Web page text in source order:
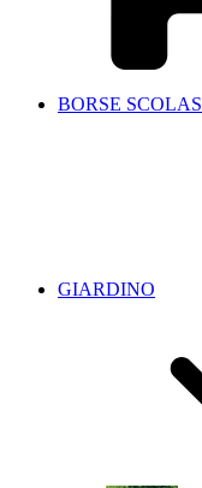
BORSE
GIARDINO